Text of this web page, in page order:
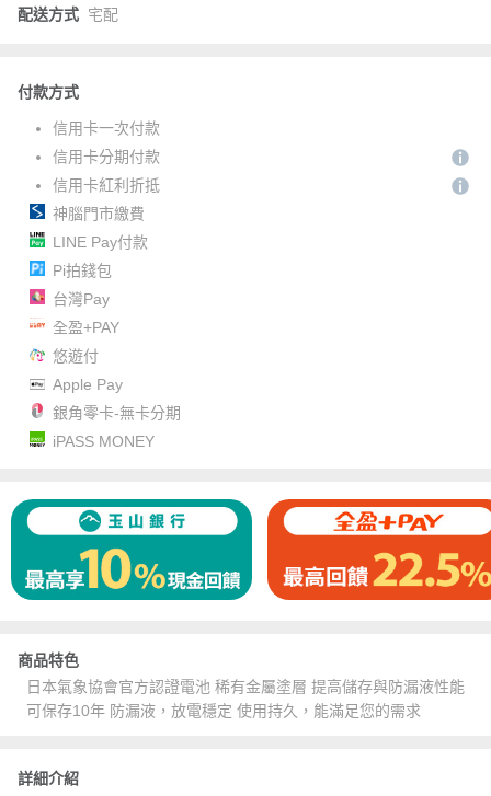
配送方式 宅配
付款方式
信用卡一次付款
信用卡分期付款
信用卡紅利折抵
神腦門市繳費
LINE Pay付款
Pi拍錢包
台灣Pay
全盈+PAY
悠遊付
Apple Pay
銀角零卡-無卡分期
iPASS MONEY
商品特色
日本氣象協會官方認證電池 稀有金屬塗層 提高儲存與防漏液性能
可保存10年 防漏液，放電穩定 使用持久，能滿足您的需求
詳細介紹